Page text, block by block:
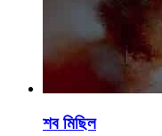
শব মিছিল